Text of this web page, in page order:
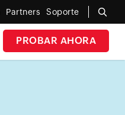
Partners Soporte
PROBAR AHORA